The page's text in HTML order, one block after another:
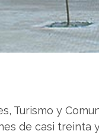
Turismo y
de casi